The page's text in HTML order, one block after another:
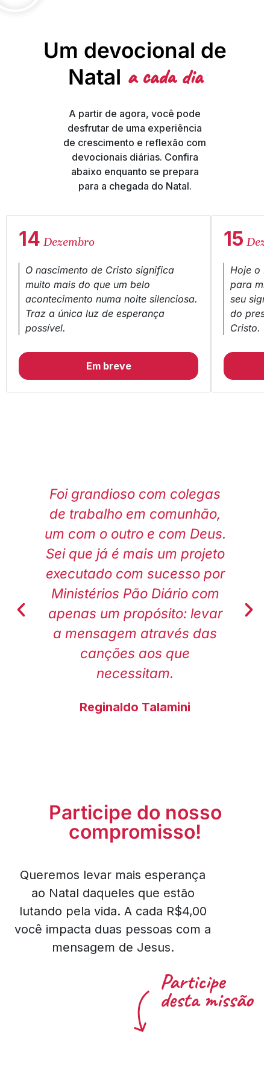
Um devocional de
Natal a cada dia
A partir de agora, você pode
desfrutar de uma experiência
de crescimento e reflexão com
devocionais diárias. Confira
abaixo enquanto se prepara
para a chegada do Natal.
14 Dezembro
O nascimento de Cristo significa
muito mais do que um belo
acontecimento numa noite silenciosa.
Traz a única luz de esperança
possível.
Em breve
15
Hoje o
para
seu
do
Cristo.
Foi grandioso com colegas
de trabalho em comunhão,
um com o outro e com Deus.
Sei que já é mais um projeto
executado com sucesso por
Ministérios Pão Diário com
apenas um propósito: levar
a mensagem através das
canções aos que
necessitam.
Reginaldo Talamini
Participe do nosso
compromisso!
Queremos levar mais esperança
ao Natal daqueles que estão
lutando pela vida. A cada R$4,00
você impacta duas pessoas com a
mensagem de Jesus.